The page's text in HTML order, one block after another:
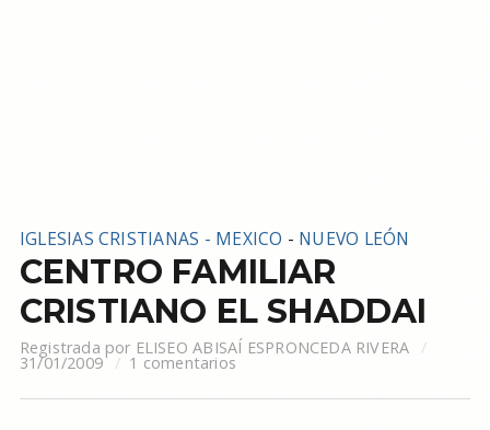
IGLESIAS CRISTIANAS - MEXICO - NUEVO LEÓN
CENTRO FAMILIAR
CRISTIANO EL SHADDAI
Registrada por ELISEO ABISAÍ ESPRONCEDA RIVERA
31/01/2009 1 comentarios